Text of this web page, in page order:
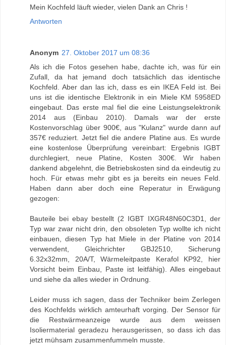
Mein Kochfeld läuft wieder, vielen Dank an Chris !
Antworten
Anonym 27. Oktober 2017 um 08:36
Als ich die Fotos gesehen habe, dachte ich, was für ein
Zufall, da hat jemand doch tatsächlich das identische
Kochfeld. Aber dan las ich, dass es ein IKEA Feld ist. Bei
uns ist die identische Elektronik in ein Miele KM 5958ED
eingebaut. Das erste mal fiel die eine Leistungselektronik
2014 aus (Einbau 2010). Damals war der erste
Kostenvorschlag über 900€, aus "Kulanz" wurde dann auf
357€ reduziert. Jetzt fiel die andere Platine aus. Es wurde
eine kostenlose Überprüfung vereinbart: Ergebnis IGBT
durchlegiert, neue Platine, Kosten 300€. Wir haben
dankend abgelehnt, die Betriebskosten sind da eindeutig zu
hoch. Für etwas mehr gibt es ja bereits ein neues Feld.
Haben dann aber doch eine Reperatur in Erwägung
gezogen:
Bauteile bei ebay bestellt (2 IGBT IXGR48N60C3D1, der
Typ war zwar nicht drin, den obsoleten Typ wollte ich nicht
einbauen, diesen Typ hat Miele in der Platine von 2014
verwendent, Gleichrichter GBJ2510, Sicherung
6.32x32mm, 20A/T, Wärmeleitpaste Kerafol KP92, hier
Vorsicht beim Einbau, Paste ist leitfähig). Alles eingebaut
und siehe da alles wieder in Ordnung.
Leider muss ich sagen, dass der Techniker beim Zerlegen
des Kochfelds wirklich amteurhaft vorging. Der Sensor für
die Restwärmeanzeige wurde aus dem weissen
Isoliermaterial geradezu herausgerissen, so dass ich das
jetzt mühsam zusammenfummeln musste.